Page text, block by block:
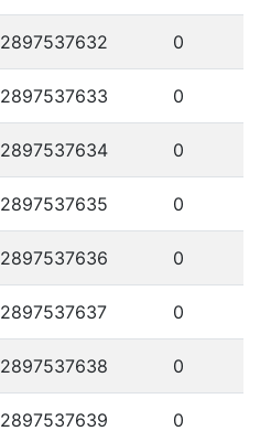
2897537632 0
2897537633 0
2897537634 0
2897537635 0
2897537636 0
2897537637 0
2897537638 0
2897537639 0